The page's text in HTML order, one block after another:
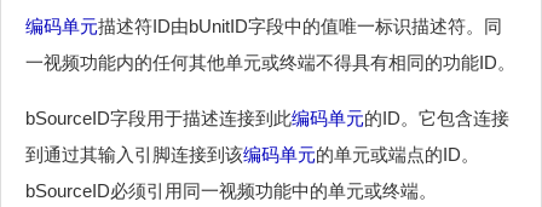
编码单元描述符ID由bUnitID字段中的值唯一标识描述符。同
一视频功能内的任何其他单元或终端不得具有相同的功能ID。
bSourceID字段用于描述连接到此编码单元的ID。它包含连接
到通过其输入引脚连接到该编码单元的单元或端点的ID。
bSourceID必须引用同一视频功能中的单元或终端。